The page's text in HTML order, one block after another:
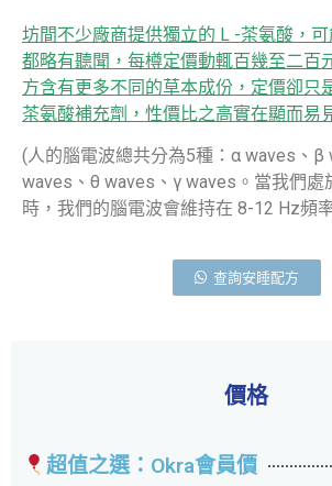
坊間不少廠商提供獨立的 L -茶氨酸，
都略有聽聞，每樽定價動輒百幾至二百
方含有更多不同的草本成份，定價卻只
茶氨酸補充劑，性價比之高實在顯而易
(人的腦電波總共分為5種：α waves、β
waves、θ waves、γ waves。當我們處
時，我們的腦電波會維持在 8-12 Hz頻
查詢安睡配方
價格
超值之選：Okra會員價